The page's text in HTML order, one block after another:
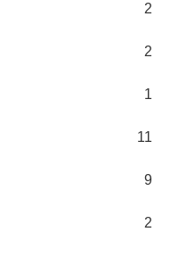
2
2
1
11
9
2